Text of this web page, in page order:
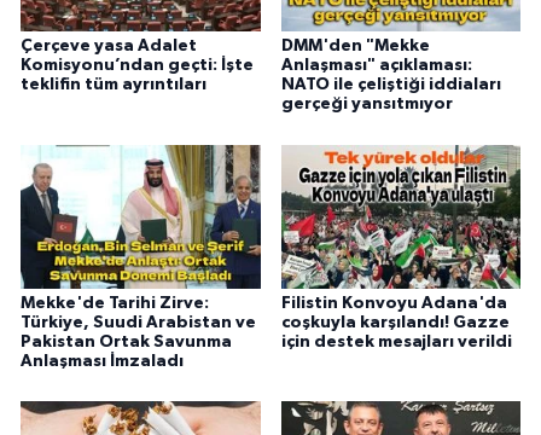
Çerçeve yasa Adalet
Komisyonu’ndan geçti: İşte
teklifin tüm ayrıntıları
DMM'den "Mekke
Anlaşması" açıklaması:
NATO ile çeliştiği iddiaları
gerçeği yansıtmıyor
Mekke'de Tarihi Zirve:
Türkiye, Suudi Arabistan ve
Pakistan Ortak Savunma
Anlaşması İmzaladı
Filistin Konvoyu Adana'da
coşkuyla karşılandı! Gazze
için destek mesajları verildi